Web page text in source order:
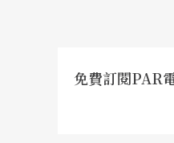
免費訂閱PAR